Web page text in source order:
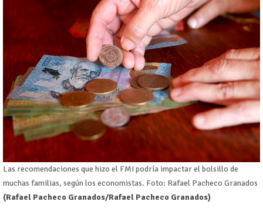
Las recomendaciones que hizo el FMI podría impactar el bolsillo de
muchas familias, según los economistas. Foto: Rafael Pacheco Granados
(Rafael Pacheco Granados/Rafael Pacheco Granados)